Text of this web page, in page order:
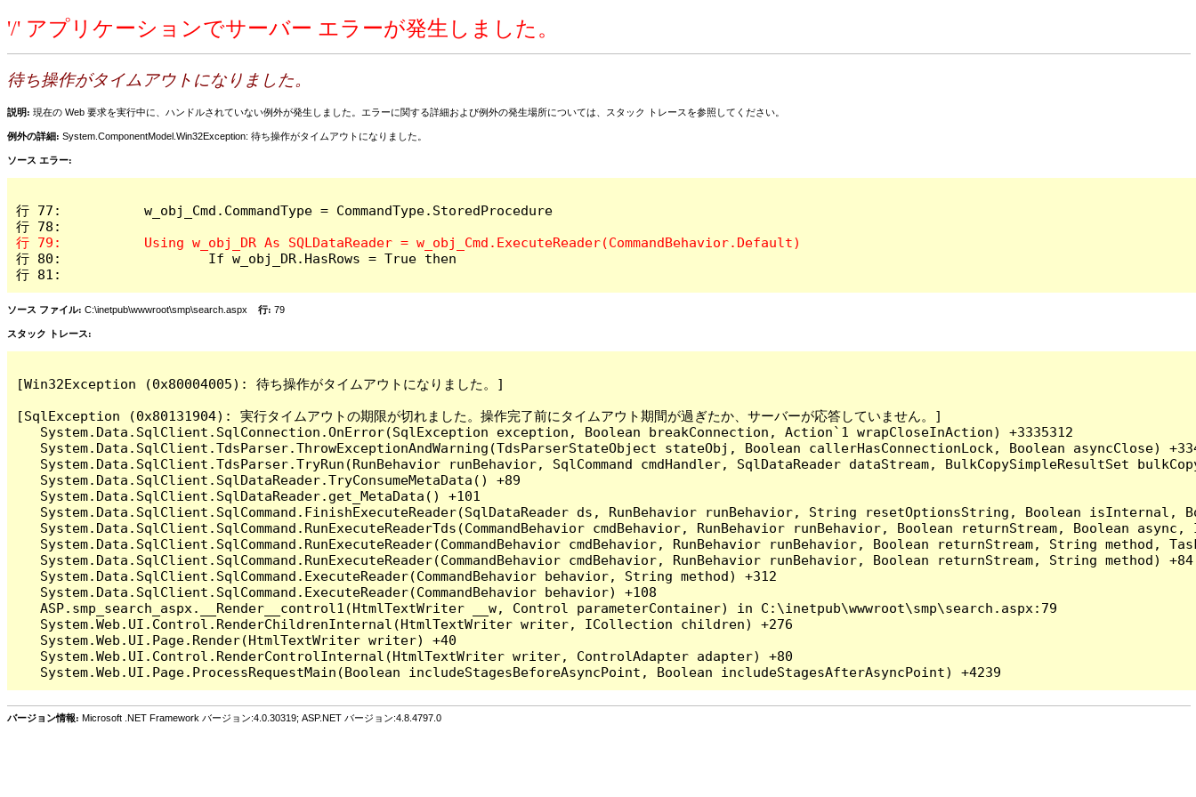
'/' アプリケーションでサーバー エラーが発生しました。
待ち操作がタイムアウトになりました。
説明: 現在の Web 要求を実行中に、ハンドルされていない例外が発生しました。エラーに関する詳細および例外の発生場所については、スタック トレースを参照してください。
例外の詳細: System.ComponentModel.Win32Exception: 待ち操作がタイムアウトになりました。
ソース エラー:
行 77: 		w_obj_Cmd.CommandType = CommandType.StoredProcedure
行 80: 			If w_obj_DR.HasRows = True then
行 81:
ソース ファイル: C:\inetpub\wwwroot\smp\search.aspx 行: 79
スタック トレース:
[Win32Exception (0x80004005): 待ち操作がタイムアウトになりました。]
[SqlException (0x80131904): 実行タイムアウトの期限が切れました。操作完了前にタイムアウト期間が過ぎたか、サーバーが応答していません。]
   System.Data.SqlClient.SqlConnection.OnError(SqlException exception, Boolean breakConnection, Action`1 wrapCloseInAction) +3335312
System.Data.SqlClient.TdsParser.ThrowExceptionAndWarning(TdsParserStateObject stateObj, Boolean callerHasConnectionLock, Boolean asyncClose)
System.Data.SqlClient.TdsParser.TryRun(RunBehavior runBehavior, SqlCommand cmdHandler, SqlDataReader dataStream, BulkCopySimpleResultSet
   System.Data.SqlClient.SqlDataReader.TryConsumeMetaData() +89
   System.Data.SqlClient.SqlDataReader.get_MetaData() +101
System.Data.SqlClient.SqlCommand.FinishExecuteReader(SqlDataReader ds, RunBehavior runBehavior, String resetOptionsString, Boolean
System.Data.SqlClient.SqlCommand.RunExecuteReaderTds(CommandBehavior cmdBehavior, RunBehavior runBehavior, Boolean returnStream, Boolean
System.Data.SqlClient.SqlCommand.RunExecuteReader(CommandBehavior cmdBehavior, RunBehavior runBehavior, Boolean returnStream, String method,
   System.Data.SqlClient.SqlCommand.RunExecuteReader(CommandBehavior cmdBehavior, RunBehavior runBehavior, Boolean returnStream, String method) +84
   System.Data.SqlClient.SqlCommand.ExecuteReader(CommandBehavior behavior, String method) +312
   System.Data.SqlClient.SqlCommand.ExecuteReader(CommandBehavior behavior) +108
   ASP.smp_search_aspx.__Render__control1(HtmlTextWriter __w, Control parameterContainer) in C:\inetpub\wwwroot\smp\search.aspx:79
   System.Web.UI.Control.RenderChildrenInternal(HtmlTextWriter writer, ICollection children) +276
   System.Web.UI.Page.Render(HtmlTextWriter writer) +40
   System.Web.UI.Control.RenderControlInternal(HtmlTextWriter writer, ControlAdapter adapter) +80
バージョン情報: Microsoft .NET Framework バージョン:4.0.30319; ASP.NET バージョン:4.8.4797.0